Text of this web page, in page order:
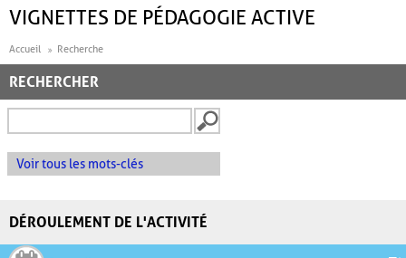
VIGNETTES DE PÉDAGOGIE ACTIVE
Accueil Recherche
RECHERCHER
Voir tous les mots-clés
DÉROULEMENT DE L'ACTIVITÉ